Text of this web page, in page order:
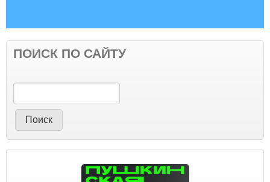
ПОИСК ПО САЙТУ
Поиск